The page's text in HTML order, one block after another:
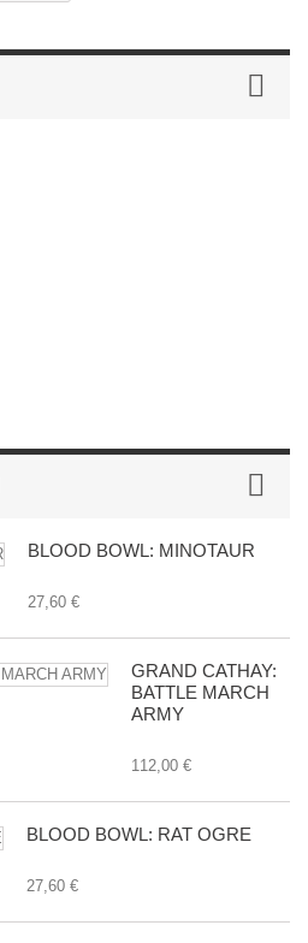
BLOOD BOWL: MINOTAUR
27,60 €
GRAND CATHAY:
BATTLE MARCH
ARMY
112,00 €
BLOOD BOWL: RAT OGRE
27,60 €